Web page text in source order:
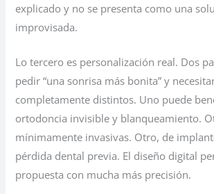
explicado y no se presenta como una
improvisada.
Lo tercero es personalización real. Dos
pedir “una sonrisa más bonita” y
completamente distintos. Uno puede
ortodoncia invisible y blanqueamiento.
mínimamente invasivas. Otro, de
pérdida dental previa. El diseño digital
propuesta con mucha más precisión.